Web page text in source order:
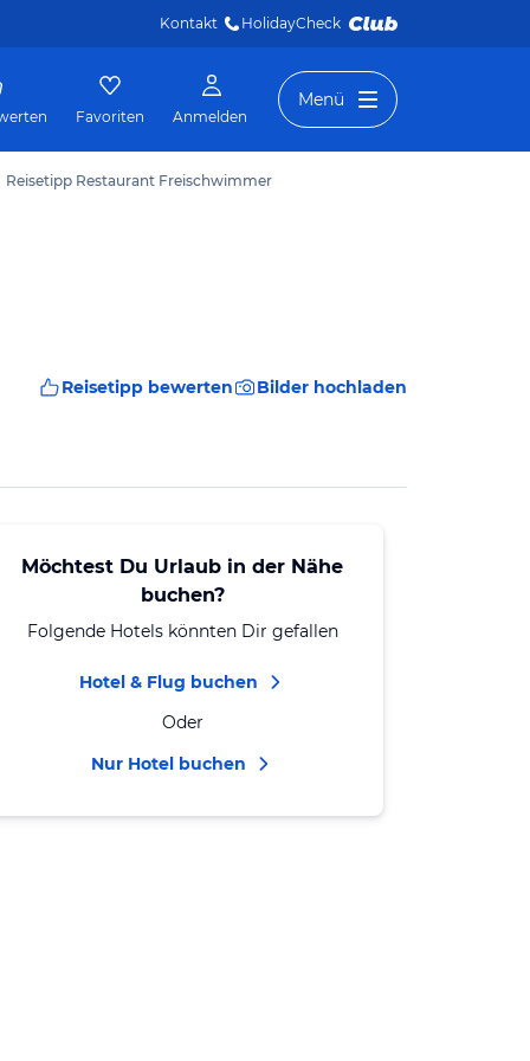
Kontakt HolidayCheck
Favoriten Anmelden
Menü
Reisetipp Restaurant Freischwimmer
Reisetipp bewerten Bilder hochladen
Möchtest Du Urlaub in der Nähe
buchen?
Folgende Hotels könnten Dir gefallen
Hotel & Flug buchen
Oder
Nur Hotel buchen